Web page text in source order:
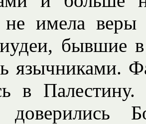
имела веры
бывшие в
язычниками.
в
доверились